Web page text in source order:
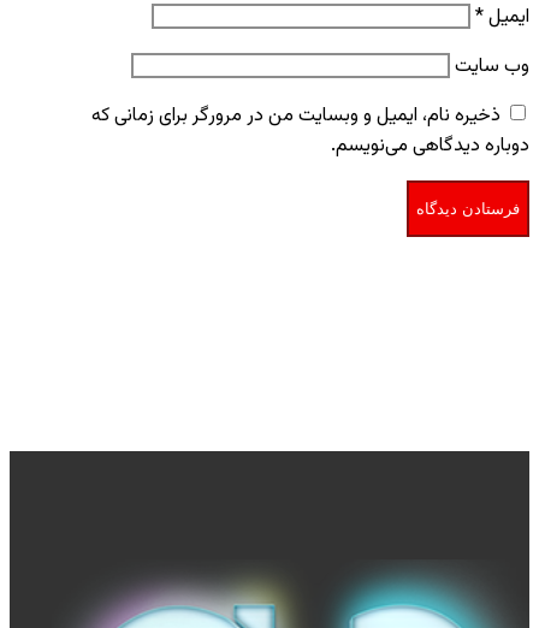
ایمیل*
وب‌ سایت
ذخیره نام، ایمیل و وبسایت من در مرورگر برای زمانی که
دوباره دیدگاهی می‌نویسم.